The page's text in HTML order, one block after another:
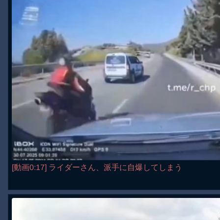
[動画0:17] ライダーさん、派手に自爆してしまう